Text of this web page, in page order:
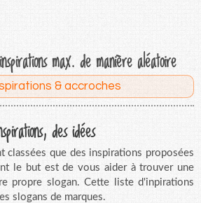
max. de manière aléatoire
& accroches
des idées
classées que des inspirations proposées
le but est de vous aider à trouver une
propre slogan. Cette liste d'inpirations
slogans de marques.